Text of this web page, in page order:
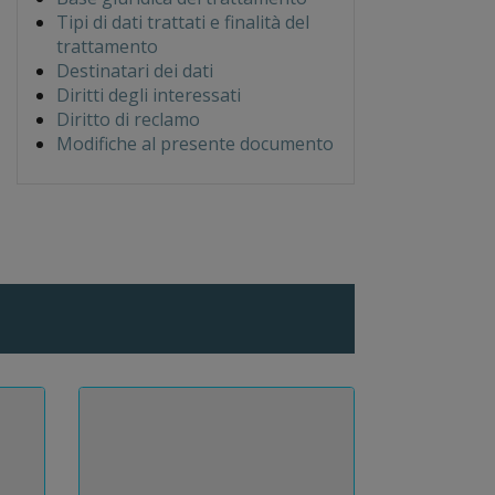
Tipi di dati trattati e finalità del
trattamento
Destinatari dei dati
Diritti degli interessati
Diritto di reclamo
Modifiche al presente documento